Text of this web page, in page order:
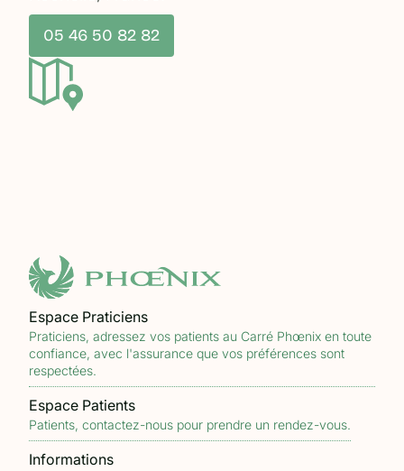
05 46 50 82 82
Espace Praticiens
Praticiens, adressez vos patients au Carré Phœnix en toute
confiance, avec l'assurance que vos préférences sont
respectées.
Espace Patients
Patients, contactez-nous pour prendre un rendez-vous.
Informations